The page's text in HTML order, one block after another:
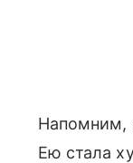
Напомним,
Ею стала